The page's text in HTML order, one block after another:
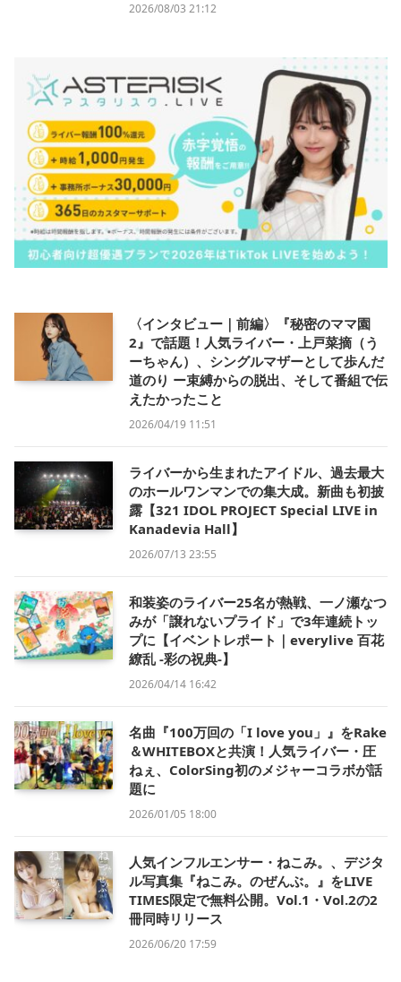
2026/08/03 21:12
〈インタビュー｜前編〉『秘密のママ園
2』で話題！人気ライバー・上戸菜摘（う
ーちゃん）、シングルマザーとして歩んだ
道のり ー束縛からの脱出、そして番組で伝
えたかったこと
2026/04/19 11:51
ライバーから生まれたアイドル、過去最大
のホールワンマンでの集大成。新曲も初披
露【321 IDOL PROJECT Special LIVE in
Kanadevia Hall】
2026/07/13 23:55
和装姿のライバー25名が熱戦、一ノ瀬なつ
みが「譲れないプライド」で3年連続トッ
プに【イベントレポート｜everylive 百花
繚乱 -彩の祝典-】
2026/04/14 16:42
名曲『100万回の「I love you」』をRake
＆WHITEBOXと共演！人気ライバー・圧
ねぇ、ColorSing初のメジャーコラボが話
題に
2026/01/05 18:00
人気インフルエンサー・ねこみ。、デジタ
ル写真集『ねこみ。のぜんぶ。』をLIVE
TIMES限定で無料公開。Vol.1・Vol.2の2
冊同時リリース
2026/06/20 17:59